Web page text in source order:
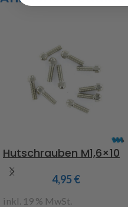
Beschriftung, passend zu
Inhalt: 1 Stück
Achtung!
Nicht für Kinder
unter 14 Jahren geeignet.
Hutschrauben M1,6×10
4,95€
inkl. 19 % MwSt.